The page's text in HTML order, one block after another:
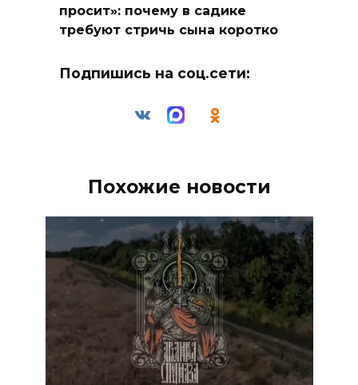
просит»: почему в садике
требуют стричь сына коротко
Подпишись на соц.сети:
Похожие новости